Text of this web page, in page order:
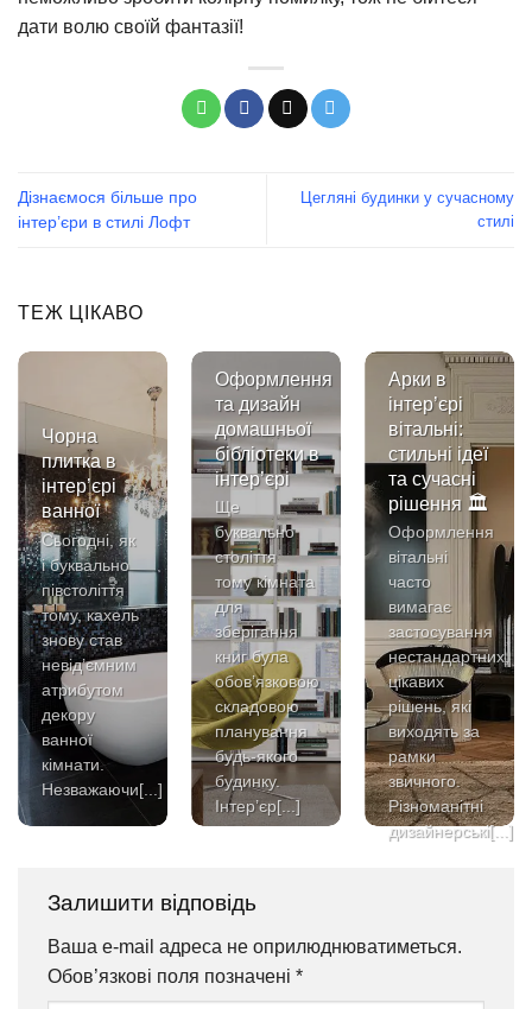
дати волю своїй фантазії!
Дізнаємося більше про
інтер’єри в стилі Лофт
Цегляні будинки у сучасному
стилі
ТЕЖ ЦІКАВО
Чорна
плитка в
інтер’єрі
ванної
Сьогодні, як
і буквально
півстоліття
тому, кахель
знову став
невід’ємним
атрибутом
декору
ванної
кімнати.
Незважаючи[...]
Оформлення
та дизайн
домашньої
бібліотеки в
інтер’єрі
Ще
буквально
століття
тому кімната
для
зберігання
книг була
обов’язковою
складовою
планування
будь-якого
будинку.
Інтер’єр[...]
Арки в
інтер’єрі
вітальні:
стильні ідеї
та сучасні
рішення 🏛️
Оформлення
вітальні
часто
вимагає
застосування
нестандартних,
цікавих
рішень, які
виходять за
рамки
звичного.
Різноманітні
дизайнерські[...]
Залишити відповідь
Ваша e-mail адреса не оприлюднюватиметься.
Обов’язкові поля позначені *